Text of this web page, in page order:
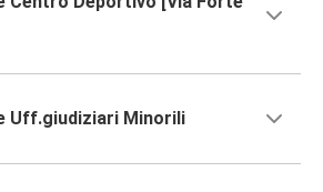
Uff.giudiziari Minorili